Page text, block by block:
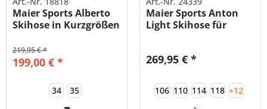
Maier Sports Alberto
Skihose in Kurzgrößen
199,00 € *
219,95 € *
34 35
Maier Sports Anton
Light Skihose für
269,95 € *
106 110 114 118 +12